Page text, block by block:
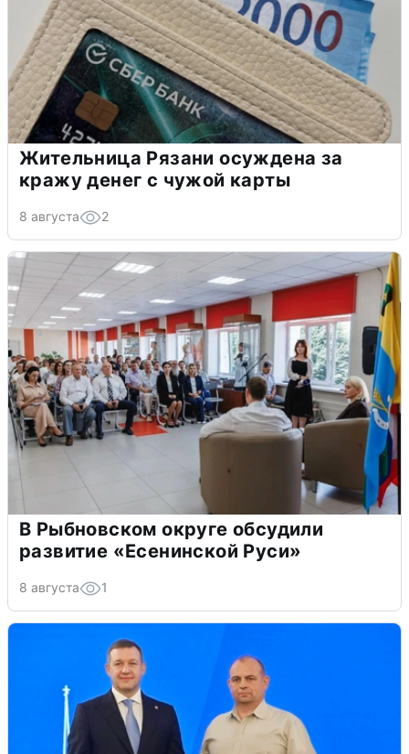
Жительница Рязани осуждена за
кражу денег с чужой карты
8 августа 2
В Рыбновском округе обсудили
развитие «Есенинской Руси»
8 августа 1